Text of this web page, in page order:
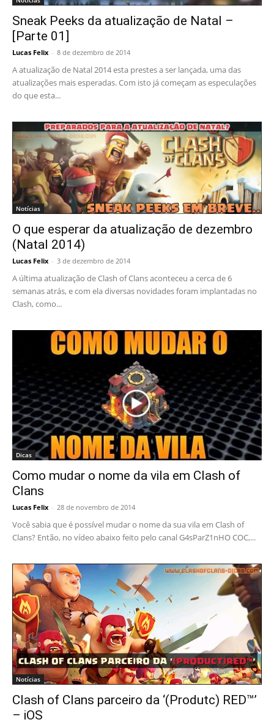
Sneak Peeks da atualização de Natal –
[Parte 01]
Lucas Felix - 8 de dezembro de 2014
A atualização de Natal 2014 esta prestes a ser lançada, uma das
atualizações mais esperadas. Com isto já começam as especulações
do que esta...
Notícias
O que esperar da atualização de dezembro
(Natal 2014)
Lucas Felix - 3 de dezembro de 2014
A última atualização de Clash of Clans aconteceu a cerca de 6
semanas atrás, e com ela diversas novidades foram implantadas no
Clash, como...
Dicas
Como mudar o nome da vila em Clash of
Clans
Lucas Felix - 28 de novembro de 2014
Você sabia que é possível mudar o nome da sua vila em Clash of
Clans? Então, no vídeo abaixo feito pelo canal G4sParZ1nHO COC,...
Notícias
Clash of Clans parceiro da ‘(Produtc) RED™’
– iOS